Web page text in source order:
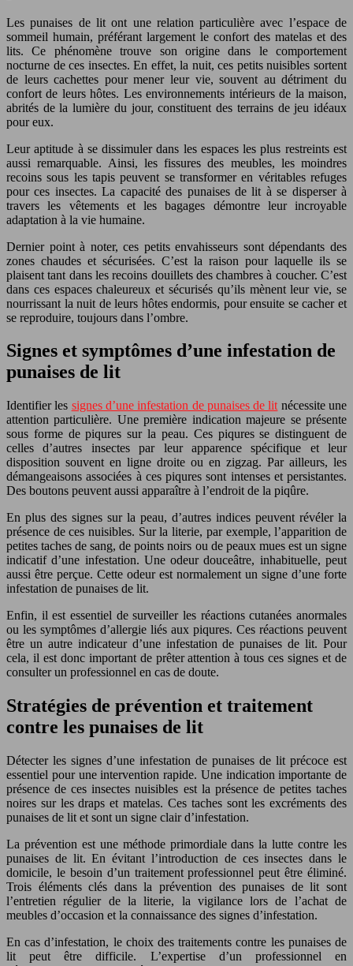
Les punaises de lit ont une relation particulière avec l’espace de
sommeil humain, préférant largement le confort des matelas et des
lits. Ce phénomène trouve son origine dans le comportement
nocturne de ces insectes. En effet, la nuit, ces petits nuisibles sortent
de leurs cachettes pour mener leur vie, souvent au détriment du
confort de leurs hôtes. Les environnements intérieurs de la maison,
abrités de la lumière du jour, constituent des terrains de jeu idéaux
pour eux.
Leur aptitude à se dissimuler dans les espaces les plus restreints est
aussi remarquable. Ainsi, les fissures des meubles, les moindres
recoins sous les tapis peuvent se transformer en véritables refuges
pour ces insectes. La capacité des punaises de lit à se disperser à
travers les vêtements et les bagages démontre leur incroyable
adaptation à la vie humaine.
Dernier point à noter, ces petits envahisseurs sont dépendants des
zones chaudes et sécurisées. C’est la raison pour laquelle ils se
plaisent tant dans les recoins douillets des chambres à coucher. C’est
dans ces espaces chaleureux et sécurisés qu’ils mènent leur vie, se
nourrissant la nuit de leurs hôtes endormis, pour ensuite se cacher et
se reproduire, toujours dans l’ombre.
Signes et symptômes d’une infestation de
punaises de lit
Identifier les signes d’une infestation de punaises de lit nécessite une
attention particulière. Une première indication majeure se présente
sous forme de piqures sur la peau. Ces piqures se distinguent de
celles d’autres insectes par leur apparence spécifique et leur
disposition souvent en ligne droite ou en zigzag. Par ailleurs, les
démangeaisons associées à ces piqures sont intenses et persistantes.
Des boutons peuvent aussi apparaître à l’endroit de la piqûre.
En plus des signes sur la peau, d’autres indices peuvent révéler la
présence de ces nuisibles. Sur la literie, par exemple, l’apparition de
petites taches de sang, de points noirs ou de peaux mues est un signe
indicatif d’une infestation. Une odeur douceâtre, inhabituelle, peut
aussi être perçue. Cette odeur est normalement un signe d’une forte
infestation de punaises de lit.
Enfin, il est essentiel de surveiller les réactions cutanées anormales
ou les symptômes d’allergie liés aux piqures. Ces réactions peuvent
être un autre indicateur d’une infestation de punaises de lit. Pour
cela, il est donc important de prêter attention à tous ces signes et de
consulter un professionnel en cas de doute.
Stratégies de prévention et traitement
contre les punaises de lit
Détecter les signes d’une infestation de punaises de lit précoce est
essentiel pour une intervention rapide. Une indication importante de
présence de ces insectes nuisibles est la présence de petites taches
noires sur les draps et matelas. Ces taches sont les excréments des
punaises de lit et sont un signe clair d’infestation.
La prévention est une méthode primordiale dans la lutte contre les
punaises de lit. En évitant l’introduction de ces insectes dans le
domicile, le besoin d’un traitement professionnel peut être éliminé.
Trois éléments clés dans la prévention des punaises de lit sont
l’entretien régulier de la literie, la vigilance lors de l’achat de
meubles d’occasion et la connaissance des signes d’infestation.
En cas d’infestation, le choix des traitements contre les punaises de
lit peut être difficile. L’expertise d’un professionnel en